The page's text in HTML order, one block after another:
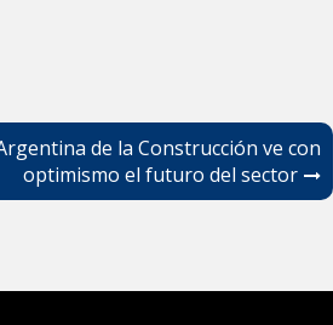
de la Construcción ve con
optimismo el futuro del sector